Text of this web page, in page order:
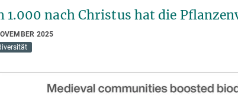
1.000 nach Christus hat die
2025